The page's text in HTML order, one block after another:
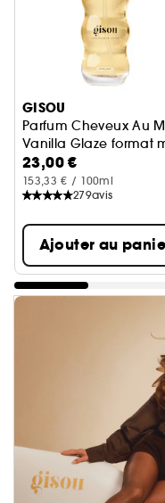
Ignorer le carrousel
GISOU
Parfum Cheveux Au
Vanilla Glaze format
23,00 €
153,33 € / 100ml
279avis
Ajouter au